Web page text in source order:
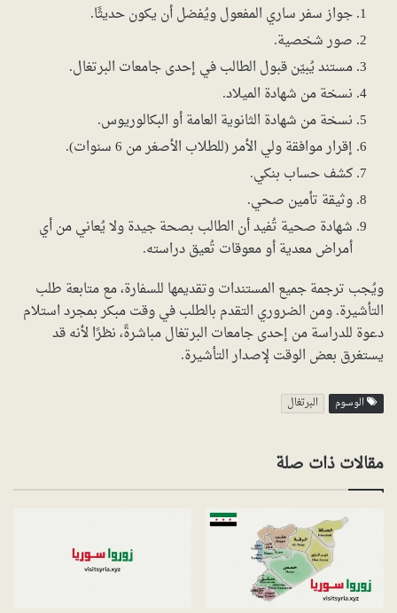
جواز سفر ساري المفعول ويُفضل أن يكون حديثًا.
صور شخصية.
مستند يُبيّن قبول الطالب في إحدى جامعات البرتغال.
نسخة من شهادة الميلاد.
نسخة من شهادة الثانوية العامة أو البكالوريوس.
إقرار موافقة ولي الأمر (للطلاب الأصغر من 6 سنوات).
كشف حساب بنكي.
وثيقة تأمين صحي.
شهادة صحية تُفيد أن الطالب بصحة جيدة ولا يُعاني من أي
أمراض معدية أو معوقات تُعيق دراسته.
ويُجب ترجمة جميع المستندات وتقديمها للسفارة، مع متابعة طلب
التأشيرة. ومن الضروري التقدم بالطلب في وقت مبكر بمجرد استلام
دعوة للدراسة من إحدى جامعات البرتغال مباشرةً، نظرًا لأنه قد
يستغرق بعض الوقت لإصدار التأشيرة.
الوسوم البرتغال
مقالات ذات صلة